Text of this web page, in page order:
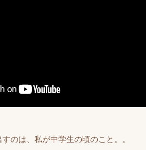
のは、私が中学生の頃のこと。。